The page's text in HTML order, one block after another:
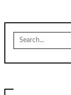
Search
for: